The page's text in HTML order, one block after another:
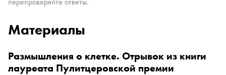
Материалы
Размышления о клетке. Отрывок из книги
лауреата Пулитцеровской премии